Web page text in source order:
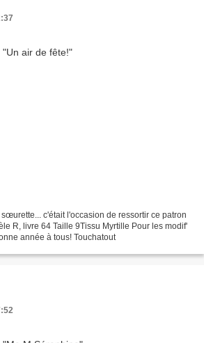
c'était l'occasion de ressortir ce patron
R, livre 64 Taille 9Tissu Myrtille Pour les modif'
année à tous! Touchatout